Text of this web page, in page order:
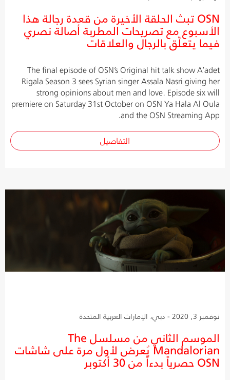
OSN تبث الحلقة الأخيرة من قعدة رجالة هذا
الأسبوع مع تصريحات المطربة أصالة نصري
فيما يتعلّق بالرجال والعلاقات
The final episode of OSN’s Original hit talk show A’adet
Rigala Season 3 sees Syrian singer Assala Nasri giving her
strong opinions about men and love. Episode six will
premiere on Saturday 31st October on OSN Ya Hala Al Oula
and the OSN Streaming App.
التفاصيل
نوفمبر 3, 2020 - دبي، الإمارات العربية المتحدة
الموسم الثاني من مسلسل The
Mandalorian يُعرض لأول مرة على شاشات
OSN حصرياً بدءاً من 30 أكتوبر